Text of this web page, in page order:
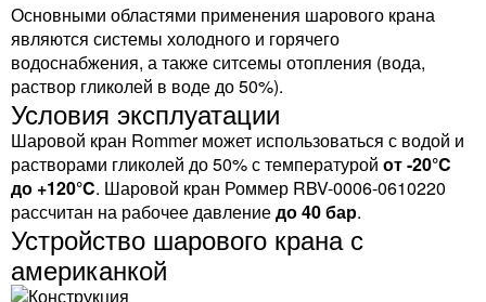
Основными областями применения шарового крана
являются системы холодного и горячего
водоснабжения, а также ситсемы отопления (вода,
раствор гликолей в воде до 50%).
Условия эксплуатации
Шаровой кран Rommer может использоваться с водой и
растворами гликолей до 50% с температурой от -20°C
до +120°C. Шаровой кран Роммер RBV-0006-0610220
рассчитан на рабочее давлениедо 40 бар.
Устройство шарового крана с
американкой